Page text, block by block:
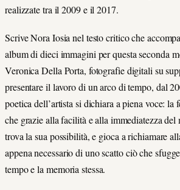
realizzate tra il 2009 e il 2017.
Scrive Nora Iosia nel testo critico che
album di dieci immagini per questa seconda
Veronica Della Porta, fotografie digitali su
presentare il lavoro di un arco di tempo, dal
poetica dell’artista si dichiara a piena voce: la
che grazie alla facilità e alla immediatezza del
trova la sua possibilità, e gioca a richiamare
appena necessario di uno scatto ciò che
tempo e la memoria stessa.